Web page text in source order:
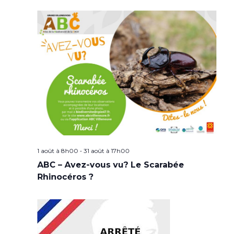
1 août à 8h00 - 31 août à 17h00
ABC – Avez-vous vu? Le Scarabée
Rhinocéros ?